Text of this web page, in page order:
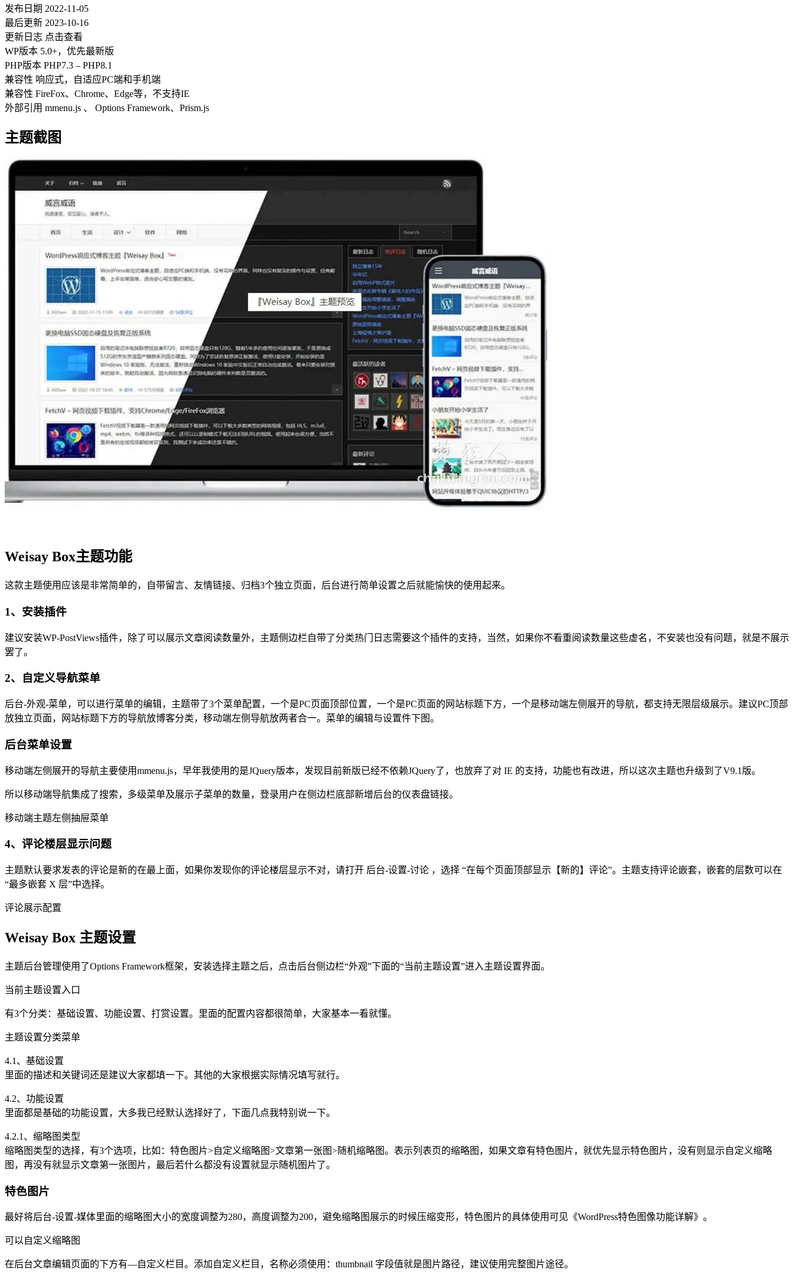
发布日期 2022-11-05
最后更新 2023-10-16
更新日志 点击查看
WP版本 5.0+，优先最新版
PHP版本 PHP7.3 – PHP8.1
兼容性 响应式，自适应PC端和手机端
兼容性 FireFox、Chrome、Edge等，不支持IE
外部引用 mmenu.js 、 Options Framework、Prism.js
主题截图
Weisay Box主题功能
这款主题使用应该是非常简单的，自带留言、友情链接、归档3个独立页面，后台进行简单设置之后就能愉快的使用起来。
1、安装插件
建议安装WP-PostViews插件，除了可以展示文章阅读数量外，主题侧边栏自带了分类热门日志需要这个插件的支持，当然，如果你不看重阅读数量这些虚名，不安装也没有问题，就是不展示
罢了。
2、自定义导航菜单
后台-外观-菜单，可以进行菜单的编辑，主题带了3个菜单配置，一个是PC页面顶部位置，一个是PC页面的网站标题下方，一个是移动端左侧展开的导航，都支持无限层级展示。建议PC顶部
放独立页面，网站标题下方的导航放博客分类，移动端左侧导航放两者合一。菜单的编辑与设置件下图。
后台菜单设置
移动端左侧展开的导航主要使用mmenu.js，早年我使用的是JQuery版本，发现目前新版已经不依赖JQuery了，也放弃了对 IE 的支持，功能也有改进，所以这次主题也升级到了V9.1版。
所以移动端导航集成了搜索，多级菜单及展示子菜单的数量，登录用户在侧边栏底部新增后台的仪表盘链接。
移动端主题左侧抽屉菜单
4、评论楼层显示问题
主题默认要求发表的评论是新的在最上面，如果你发现你的评论楼层显示不对，请打开 后台-设置-讨论 ，选择 “在每个页面顶部显示【新的】评论”。主题支持评论嵌套，嵌套的层数可以在
“最多嵌套 X 层”中选择。
评论展示配置
Weisay Box 主题设置
主题后台管理使用了Options Framework框架，安装选择主题之后，点击后台侧边栏“外观”下面的“当前主题设置”进入主题设置界面。
当前主题设置入口
有3个分类：基础设置、功能设置、打赏设置。里面的配置内容都很简单，大家基本一看就懂。
主题设置分类菜单
4.1、基础设置
里面的描述和关键词还是建议大家都填一下。其他的大家根据实际情况填写就行。
4.2、功能设置
里面都是基础的功能设置，大多我已经默认选择好了，下面几点我特别说一下。
4.2.1、缩略图类型
缩略图类型的选择，有3个选项，比如：特色图片>自定义缩略图>文章第一张图>随机缩略图。表示列表页的缩略图，如果文章有特色图片，就优先显示特色图片，没有则显示自定义缩略
图，再没有就显示文章第一张图片，最后若什么都没有设置就显示随机图片了。
特色图片
最好将后台-设置-媒体里面的缩略图大小的宽度调整为280，高度调整为200，避免缩略图展示的时候压缩变形，特色图片的具体使用可见《WordPress特色图像功能详解》。
可以自定义缩略图
在后台文章编辑页面的下方有—自定义栏目。添加自定义栏目，名称必须使用：thumbnail 字段值就是图片路径，建议使用完整图片途径。